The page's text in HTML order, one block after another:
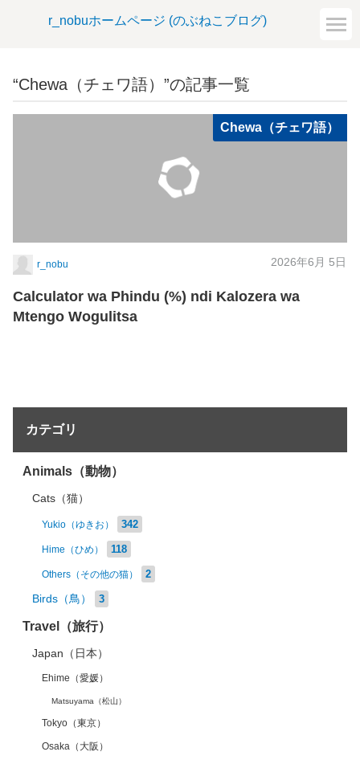
r_nobuホームページ (のぶねこブログ)
“Chewa（チェワ語）”の記事一覧
Chewa（チェワ語）
r_nobu 2026年6月 5日
Calculator wa Phindu (%) ndi Kalozera wa
Mtengo Wogulitsa
カテゴリ
Animals（動物）
Cats（猫）
Yukio（ゆきお） 342
Hime（ひめ） 118
Others（その他の猫） 2
Birds（鳥） 3
Travel（旅行）
Japan（日本）
Ehime（愛媛）
Matsuyama（松山）
Tokyo（東京）
Osaka（大阪）